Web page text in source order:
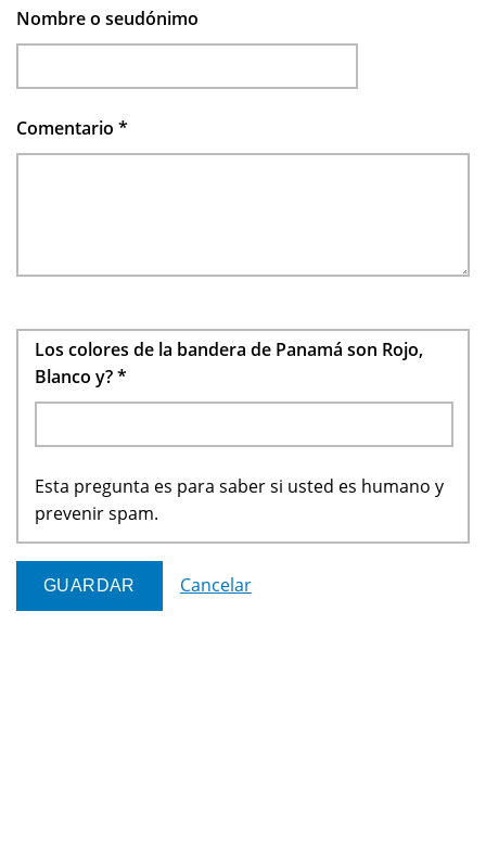
Nombre o seudónimo
Comentario *
Los colores de la bandera de Panamá son Rojo,
Blanco y?*
Esta pregunta es para saber si usted es humano y
prevenir spam.
Cancelar